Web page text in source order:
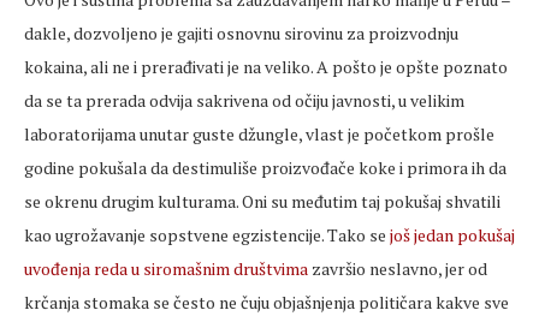
dakle, dozvoljeno je gajiti osnovnu sirovinu za proizvodnju
kokaina, ali ne i prerađivati je na veliko. A pošto je opšte poznato
da se ta prerada odvija sakrivena od očiju javnosti, u velikim
laboratorijama unutar guste džungle, vlast je početkom prošle
godine pokušala da destimuliše proizvođače koke i primora ih da
se okrenu drugim kulturama. Oni su međutim taj pokušaj shvatili
kao ugrožavanje sopstvene egzistencije. Tako se još jedan pokušaj
uvođenja reda u siromašnim društvima završio neslavno, jer od
krčanja stomaka se često ne čuju objašnjenja političara kakve sve